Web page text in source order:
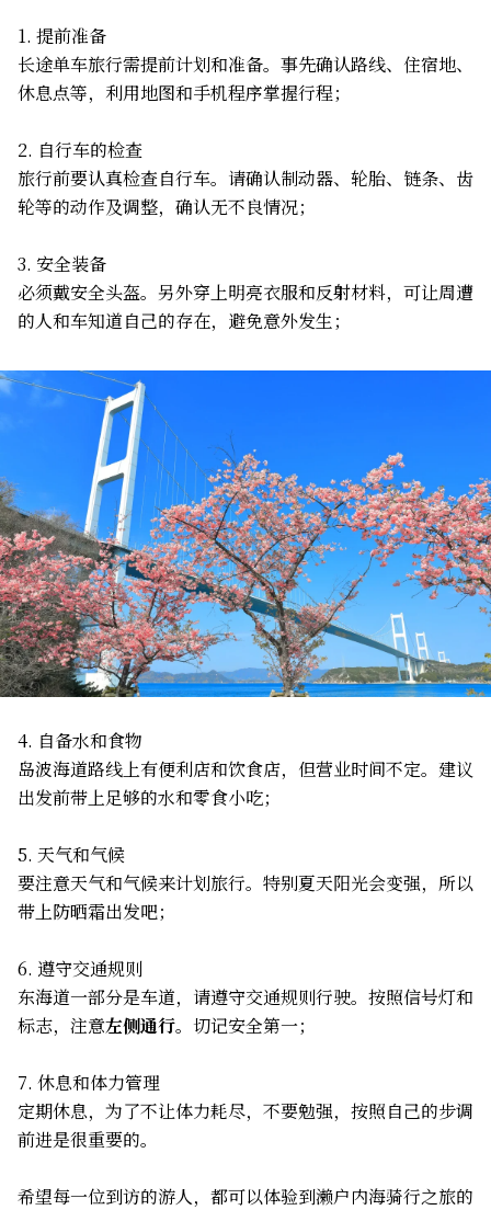
1. 提前准备
长途单车旅行需提前计划和准备。事先确认路线、住宿地、
休息点等，利用地图和手机程序掌握行程；
2. 自行车的检查
旅行前要认真检查自行车。请确认制动器、轮胎、链条、齿
轮等的动作及调整，确认无不良情况；
3. 安全装备
必须戴安全头盔。另外穿上明亮衣服和反射材料，可让周遭
的人和车知道自己的存在，避免意外发生；
4. 自备水和食物
岛波海道路线上有便利店和饮食店，但营业时间不定。建议
出发前带上足够的水和零食小吃；
5. 天气和气候
要注意天气和气候来计划旅行。特别夏天阳光会变强，所以
带上防晒霜出发吧；
6. 遵守交通规则
东海道一部分是车道，请遵守交通规则行驶。按照信号灯和
标志，注意左侧通行。切记安全第一；
7. 休息和体力管理
定期休息，为了不让体力耗尽，不要勉强，按照自己的步调
前进是很重要的。
希望每一位到访的游人，都可以体验到濑户内海骑行之旅的